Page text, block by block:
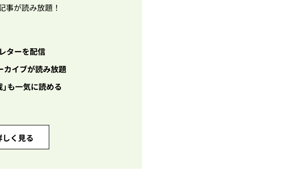
事が読み放題！
ターを配信
カイブが読み放題
も一気に読める
く見る